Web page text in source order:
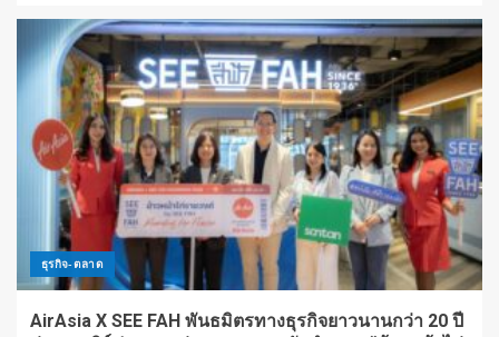
ธุรกิจ-ตลาด
AirAsia X SEE FAH พันธมิตรทางธุรกิจยาวนานกว่า 20 ปี